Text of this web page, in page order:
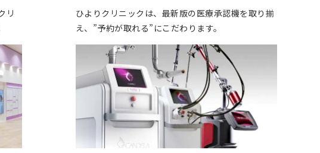
リ
ひよりクリニックは、最新版の医療承認機を取り揃
え、”予約が取れる”にこだわります。